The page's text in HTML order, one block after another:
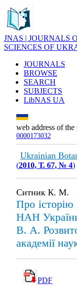
JNAS | JOURNALS
SCIENCES OF
JOURNALS
BROWSE
SEARCH
SUBJECTS
LibNAS UA
web address of the
0000173032
Ukrainian
(2010, Т. 67, № 4)
Ситник К. М.
Про історію
НАН
В. А.
академії
PDF